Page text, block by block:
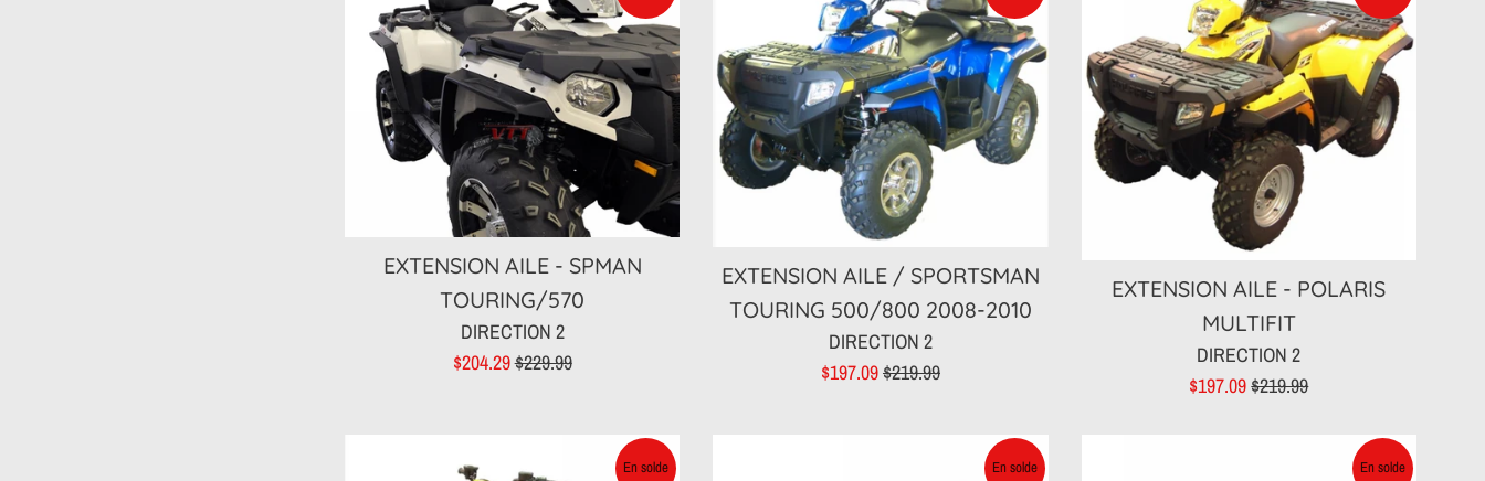
EXTENSION AILE - SPMAN
TOURING/570
DIRECTION 2
Prix
$204.29Prix
$229.99
EXTENSION AILE / SPORTSMAN
TOURING 500/800 2008-2010
DIRECTION 2
Prix
$197.09Prix
$219.99
EXTENSION AILE - POLARIS
MULTIFIT
DIRECTION 2
Prix
$197.09Prix
$219.99
En solde En solde En solde